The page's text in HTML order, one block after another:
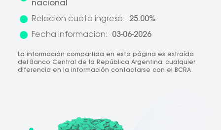
nacional
Relacion cuota ingreso:
25.00%
Fecha informacion:
03-06-2026
La información compartida en esta página es extraída
del Banco Central de la República Argentina, cualquier
diferencia en la información contactarse con el BCRA